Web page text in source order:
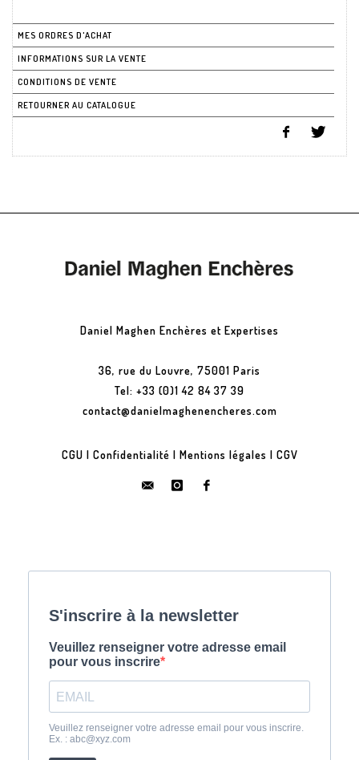
MES ORDRES D'ACHAT
INFORMATIONS SUR LA VENTE
CONDITIONS DE VENTE
RETOURNER AU CATALOGUE
Daniel Maghen Enchères et Expertises
36, rue du Louvre, 75001 Paris
Tel: +33 (0)1 42 84 37 39
contact@danielmaghenencheres.com
CGU | Confidentialité | Mentions légales | CGV